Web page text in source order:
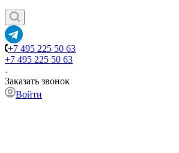
+7 495 225 50 63
+7 495 225 50 63
Заказать звонок
Войти